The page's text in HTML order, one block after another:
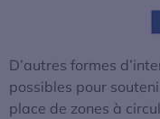
D’autres formes
possibles pour
place de zones à